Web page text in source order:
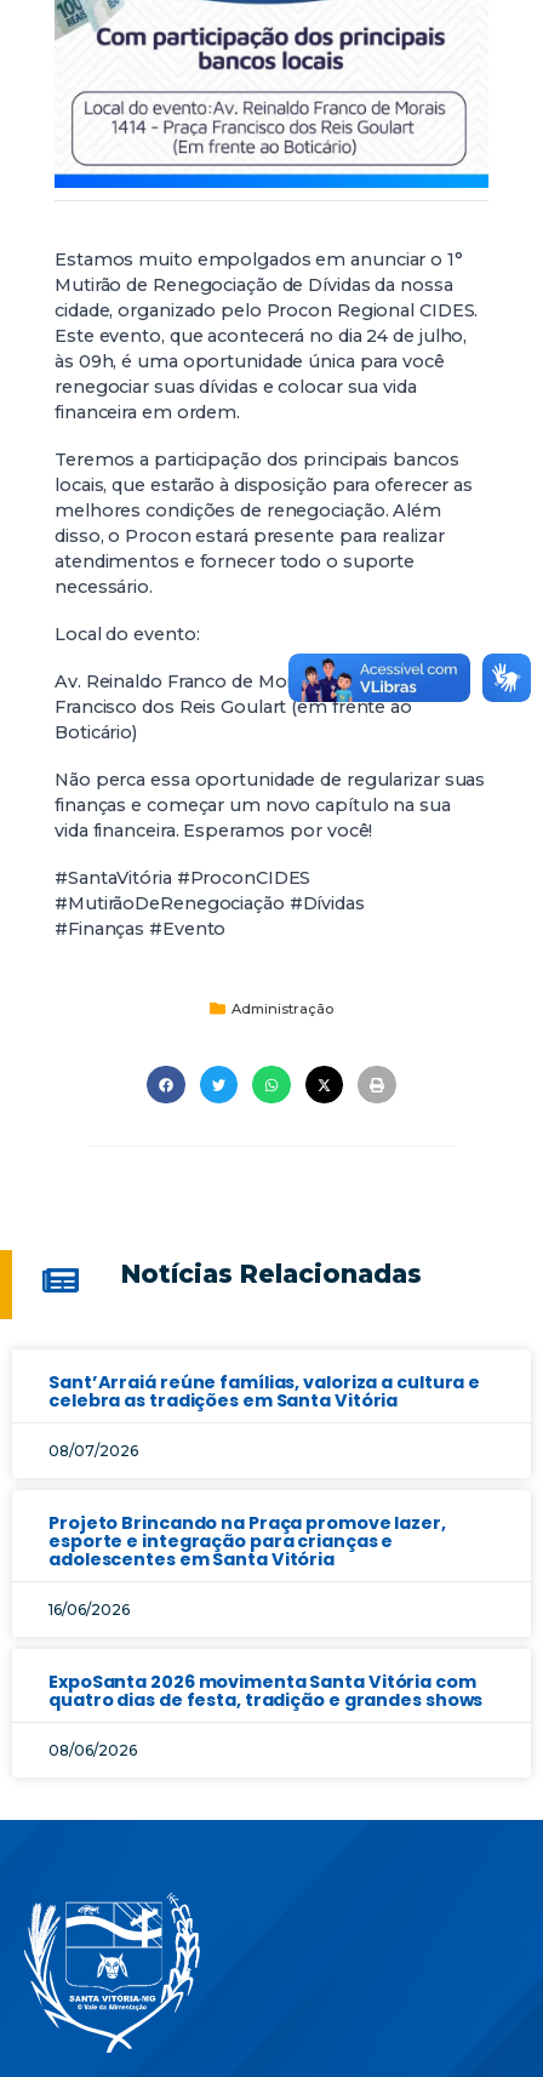
Estamos muito empolgados em anunciar o 1°
Mutirão de Renegociação de Dívidas da nossa
cidade, organizado pelo Procon Regional CIDES.
Este evento, que acontecerá no dia 24 de julho,
às 09h, é uma oportunidade única para você
renegociar suas dívidas e colocar sua vida
financeira em ordem.
Teremos a participação dos principais bancos
locais, que estarão à disposição para oferecer as
melhores condições de renegociação. Além
disso, o Procon estará presente para realizar
atendimentos e fornecer todo o suporte
necessário.
Local do evento:
Av. Reinaldo Franco de Morais, 1414 – Praça
Francisco dos Reis Goulart (em frente ao
Boticário)
Não perca essa oportunidade de regularizar suas
finanças e começar um novo capítulo na sua
vida financeira. Esperamos por você!
#SantaVitória #ProconCIDES
#MutirãoDeRenegociação #Dívidas
#Finanças #Evento
Administração
Notícias Relacionadas
Sant’Arraiá reúne famílias, valoriza a cultura e
celebra as tradições em Santa Vitória
08/07/2026
Projeto Brincando na Praça promove lazer,
esporte e integração para crianças e
adolescentes em Santa Vitória
16/06/2026
ExpoSanta 2026 movimenta Santa Vitória com
quatro dias de festa, tradição e grandes shows
08/06/2026